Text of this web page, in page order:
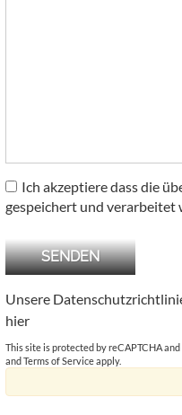
Ich akzeptiere dass die
gespeichert und verarbeitet
Unsere
hier
This site is protected by reCAPTCHA
andTerms of Serviceapply.